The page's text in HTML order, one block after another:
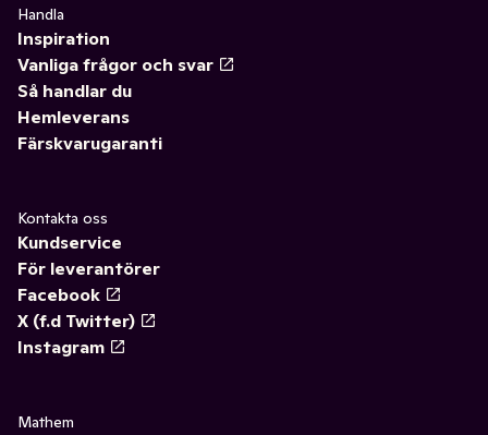
Handla
Inspiration
Vanliga frågor och svar
Så handlar du
Hemleverans
Färskvarugaranti
Kontakta oss
Kundservice
För leverantörer
Facebook
X (f.d Twitter)
Instagram
Mathem